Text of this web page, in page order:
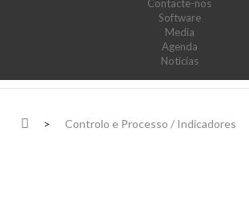
Contacte-nos
Software
Media
Agenda
Notícias
> Controlo e Processo / Indicadores